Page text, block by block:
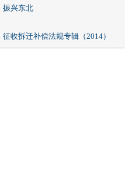
振兴东北
征收拆迁补偿法规专辑（2014）